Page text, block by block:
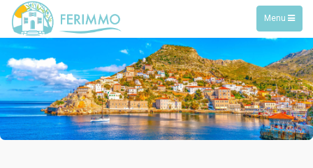
Toggle
navigation
Menu